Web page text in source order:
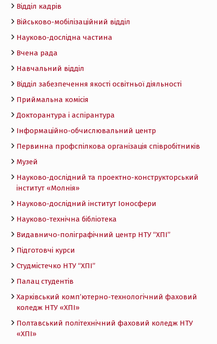
Відділ кадрів
Військово-мобілізаційний відділ
Науково-дослідна частина
Вчена рада
Навчальний відділ
Відділ забезпечення якості освітньої діяльності
Приймальна комісія
Докторантура і аспірантура
Інформаційно-обчислювальний центр
Первинна профспілкова організація співробітників
Музей
Науково-дослідний та проектно-конструкторський
інститут «Молнія»
Науково-дослідний інститут Іоносфери
Науково-технічна бібліотека
Видавничо-поліграфічний центр НТУ “ХПІ”
Підготовчі курси
Студмістечко НТУ “ХПІ”
Палац студентів
Харківський комп’ютерно-технологічний фаховий
коледж НТУ «ХПI»
Полтавський політехнічний фаховий коледж НТУ
«ХПI»